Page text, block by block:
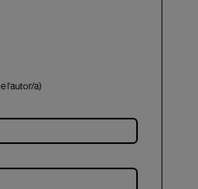
l'autor/a)